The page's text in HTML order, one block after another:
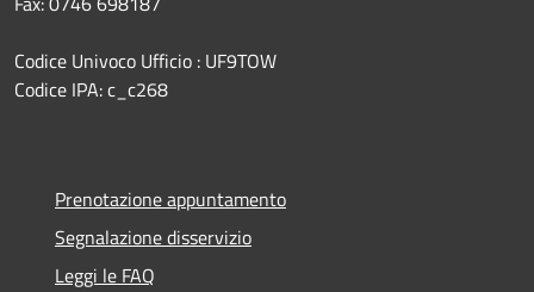
Codice Univoco Ufficio : UF9TOW
Codice IPA: c_c268
Prenotazione appuntamento
Segnalazione disservizio
Leggi le FAQ